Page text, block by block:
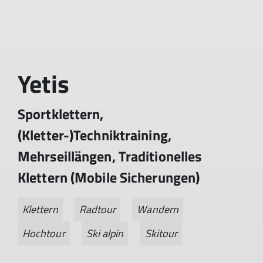
Yetis
Sportklettern,
(Kletter-)Techniktraining,
Mehrseillängen, Traditionelles
Klettern (Mobile Sicherungen)
Klettern Radtour
Wandern
Hochtour
Ski alpin Skitour